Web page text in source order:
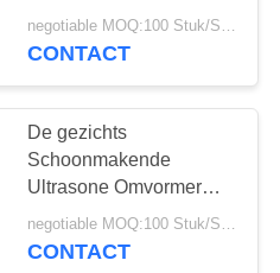
Ultrasone Duurzame
Gemakkelijk
negotiable MOQ:100 Stuk/Stukken
CONTACT
De gezichts
Schoonmakende
Ultrasone Omvormer
van PZT, 25 KHz
Ultrasone Omvormer
negotiable MOQ:100 Stuk/Stukken
CONTACT